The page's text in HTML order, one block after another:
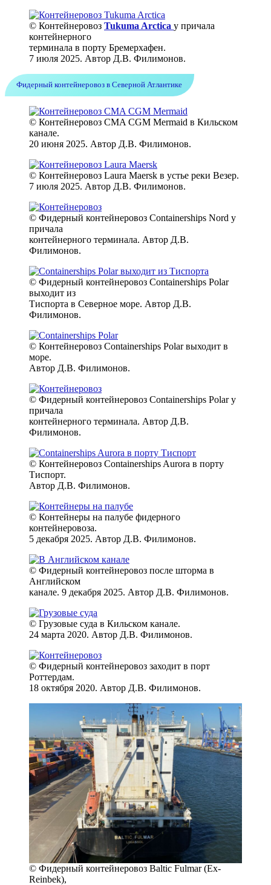
© Контейнеровоз Tukuma Arctica у причала
контейнерного
терминала в порту Бремерхафен.
7 июля 2025. Автор Д.В. Филимонов.
Фидерный контейнеровоз в Северной Атлантике
© Контейнеровоз CMA CGM Mermaid в Кильском
канале.
20 июня 2025. Автор Д.В. Филимонов.
© Контейнеровоз Laura Maersk в устье реки Везер.
7 июля 2025. Автор Д.В. Филимонов.
© Фидерный контейнеровоз Containerships Nord у
причала
контейнерного терминала. Автор Д.В.
Филимонов.
© Фидерный контейнеровоз Containerships Polar
выходит из
Тиспорта в Северное море. Автор Д.В.
Филимонов.
© Контейнеровоз Containerships Polar выходит в
море.
Автор Д.В. Филимонов.
© Фидерный контейнеровоз Containerships Polar у
причала
контейнерного терминала. Автор Д.В.
Филимонов.
© Контейнеровоз Containerships Aurora в порту
Тиспорт.
Автор Д.В. Филимонов.
© Контейнеры на палубе фидерного
контейнеровоза.
5 декабря 2025. Автор Д.В. Филимонов.
© Фидерный контейнеровоз после шторма в
Английском
канале. 9 декабря 2025. Автор Д.В. Филимонов.
© Грузовые суда в Кильском канале.
24 марта 2020. Автор Д.В. Филимонов.
© Фидерный контейнеровоз заходит в порт
Роттердам.
18 октября 2020. Автор Д.В. Филимонов.
© Фидерный контейнеровоз Baltic Fulmar (Ex-
Reinbek),